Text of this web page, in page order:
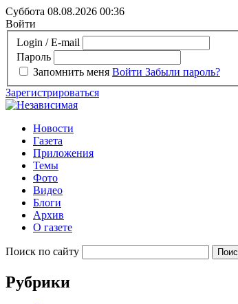
Суббота 08.08.2026 00:36
Войти
Login / E-mail
Пароль
Запомнить меня Войти Забыли пароль?
Зарегистрироваться
Новости
Газета
Приложения
Темы
Фото
Видео
Блоги
Архив
О газете
Поиск по сайту
Рубрики